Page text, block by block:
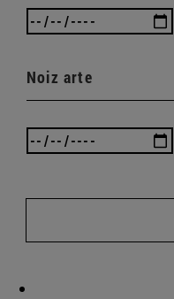
Noiz arte